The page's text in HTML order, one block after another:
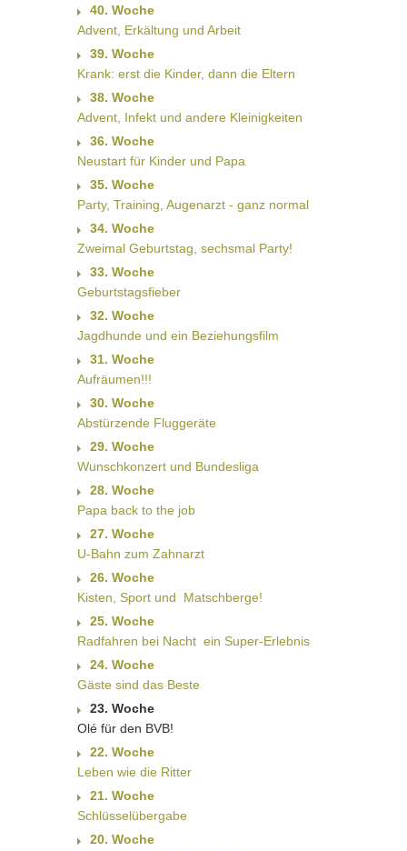
40. Woche
Advent, Erkältung und Arbeit
39. Woche
Krank: erst die Kinder, dann die Eltern
38. Woche
Advent, Infekt und andere Kleinigkeiten
36. Woche
Neustart für Kinder und Papa
35. Woche
Party, Training, Augenarzt - ganz normal
34. Woche
Zweimal Geburtstag, sechsmal Party!
33. Woche
Geburtstagsfieber
32. Woche
Jagdhunde und ein Beziehungsfilm
31. Woche
Aufräumen!!!
30. Woche
Abstürzende Fluggeräte
29. Woche
Wunschkonzert und Bundesliga
28. Woche
Papa back to the job
27. Woche
U-Bahn zum Zahnarzt
26. Woche
Kisten, Sport und  Matschberge!
25. Woche
Radfahren bei Nacht  ein Super-Erlebnis
24. Woche
Gäste sind das Beste
23. Woche
Olé für den BVB!
22. Woche
Leben wie die Ritter
21. Woche
Schlüsselübergabe
20. Woche